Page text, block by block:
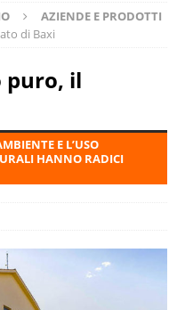
AZIENDE E PRODOTTI
di Baxi
puro, il
E L’USO
HANNO RADICI